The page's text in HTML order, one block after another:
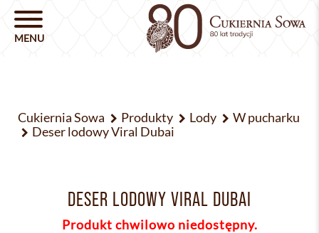
Cukiernia Sowa Produkty Lody
W pucharku
Deser lodowy Viral Dubai
DESER LODOWY VIRAL DUBAI
Produkt chwilowo niedostępny.